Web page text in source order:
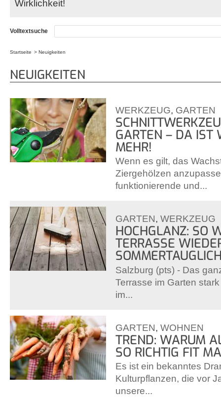
Wirklichkeit!
Volltextsuche
Startseite Neuigkeiten
NEUIGKEITEN
WERKZEUG, GARTEN
GARTEN – DA IST
MEHR!
Wenn es gilt, das
Ziergehölzen
funktionierende und...
GARTEN, WERKZEUG
HOCHGLANZ: SO
TERRASSE
Salzburg (pts) - Das
Terrasse im Garten
im...
GARTEN, WOHNEN
TREND: WARUM
SO RICHTIG FIT
Es ist ein bekanntes
Kulturpflanzen, die vor
unsere...